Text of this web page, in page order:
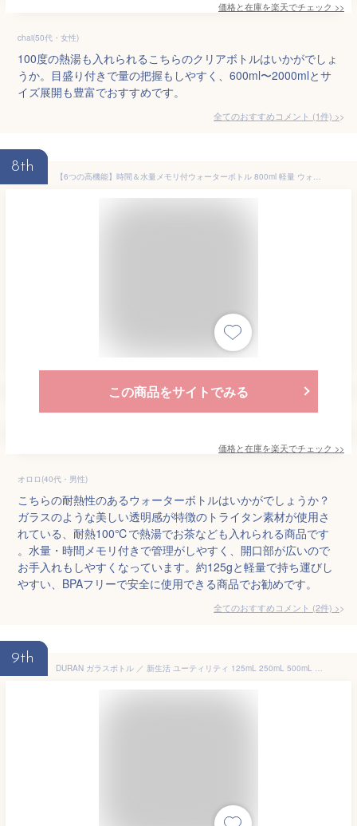
価格と在庫を楽天でチェック >>
chai(50代・女性)
100度の熱湯も入れられるこちらのクリアボトルはいかがでしょ
うか。目盛り付きで量の把握もしやすく、600ml〜2000mlとサ
イズ展開も豊富でおすすめです。
全てのおすすめコメント (1件) >
8th
【6つの高機能】時間＆水量メモリ付ウォーターボトル 800ml 軽量 ウォーターボトル 直飲み 透明 漏れ防止 耐熱 水量メモリ付き 時間メモリ付き 茶こし付き 紐付き シリコン 丸洗い可能 BPAフリー トライタン素材仕様 シンプル デザイン Smile mode スマイルモード
この商品をサイトでみる
価格と在庫を楽天でチェック >>
オロロ(40代・男性)
こちらの耐熱性のあるウォーターボトルはいかがでしょうか？
ガラスのような美しい透明感が特徴のトライタン素材が使用さ
れている、耐熱100℃で熱湯でお茶なども入れられる商品です
。水量・時間メモリ付きで管理がしやすく、開口部が広いので
お手入れもしやすくなっています。約125gと軽量で持ち運びし
やすい、BPAフリーで安全に使用できる商品でお勧めです。
全てのおすすめコメント (2件) >
9th
DURAN ガラスボトル ／ 新生活 ユーティリティ 125mL 250mL 500mL 1000mL ガラスボトル マイボトル ウォーターボトル スポーツ 目盛り ジュース 牛乳 麦茶 熱湯 冷蔵庫 食洗機対応 耐熱ガラス おしゃれ 理化学